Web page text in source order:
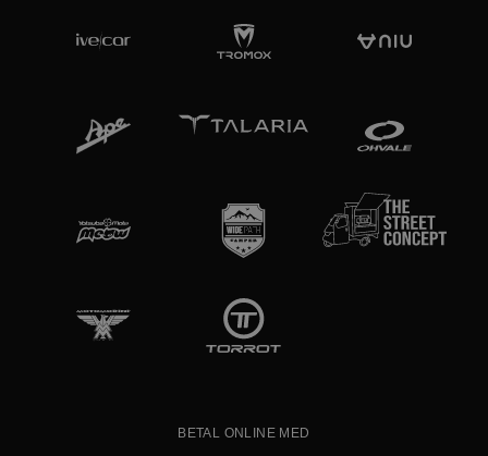
BETAL ONLINE MED